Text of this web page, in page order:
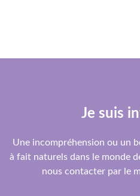
Je suis
Une incompréhension ou un
à fait naturels dans le monde
nous contacter par le